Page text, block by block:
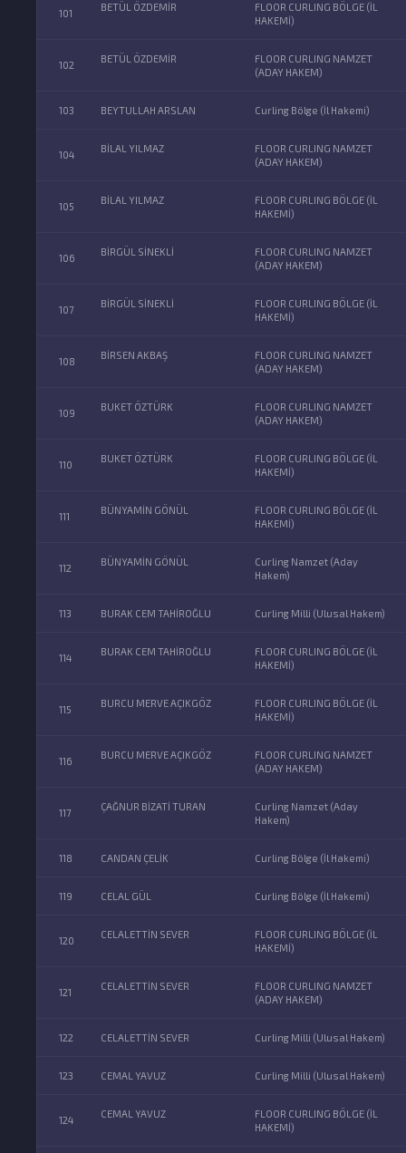
101
BETÜL ÖZDEMİR
FLOOR CURLING BÖLGE (İL
HAKEMİ)
102
BETÜL ÖZDEMİR
FLOOR CURLING NAMZET
(ADAY HAKEM)
103 BEYTULLAH ARSLAN Curling Bölge (İl Hakemi)
104
BİLAL YILMAZ
FLOOR CURLING NAMZET
(ADAY HAKEM)
105
BİLAL YILMAZ
FLOOR CURLING BÖLGE (İL
HAKEMİ)
106
BİRGÜL SİNEKLİ
FLOOR CURLING NAMZET
(ADAY HAKEM)
107
BİRGÜL SİNEKLİ
FLOOR CURLING BÖLGE (İL
HAKEMİ)
108
BİRSEN AKBAŞ
FLOOR CURLING NAMZET
(ADAY HAKEM)
109
BUKET ÖZTÜRK
FLOOR CURLING NAMZET
(ADAY HAKEM)
110
BUKET ÖZTÜRK
FLOOR CURLING BÖLGE (İL
HAKEMİ)
111
BÜNYAMİN GÖNÜL
FLOOR CURLING BÖLGE (İL
HAKEMİ)
112
BÜNYAMİN GÖNÜL
Curling Namzet (Aday
Hakem)
113 BURAK CEM TAHİROĞLU Curling Milli (Ulusal Hakem)
114
BURAK CEM TAHİROĞLU
FLOOR CURLING BÖLGE (İL
HAKEMİ)
115
BURCU MERVE AÇIKGÖZ
FLOOR CURLING BÖLGE (İL
HAKEMİ)
116
BURCU MERVE AÇIKGÖZ
FLOOR CURLING NAMZET
(ADAY HAKEM)
117
ÇAĞNUR BİZATİ TURAN
Curling Namzet (Aday
Hakem)
118 CANDAN ÇELİK Curling Bölge (İl Hakemi)
119 CELAL GÜL Curling Bölge (İl Hakemi)
120
CELALETTİN SEVER
FLOOR CURLING BÖLGE (İL
HAKEMİ)
121
CELALETTİN SEVER
FLOOR CURLING NAMZET
(ADAY HAKEM)
122 CELALETTİN SEVER Curling Milli (Ulusal Hakem)
123 CEMAL YAVUZ Curling Milli (Ulusal Hakem)
124
CEMAL YAVUZ
FLOOR CURLING BÖLGE (İL
HAKEMİ)